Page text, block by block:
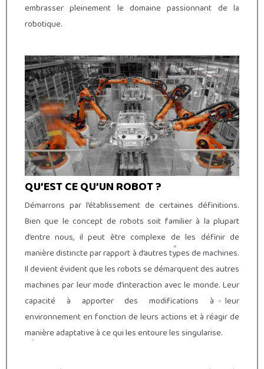
embrasser pleinement le domaine passionnant de la
robotique.
QU’EST CE QU’UN ROBOT ?
Démarrons par l’établissement de certaines définitions.
Bien que le concept de robots soit familier à la plupart
d’entre nous, il peut être complexe de les définir de
manière distincte par rapport à d’autres types de machines.
Il devient évident que les robots se démarquent des autres
machines par leur mode d’interaction avec le monde. Leur
capacité à apporter des modifications à leur
environnement en fonction de leurs actions et à réagir de
manière adaptative à ce qui les entoure les singularise.